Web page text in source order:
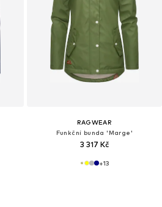
RAGWEAR
Funkční bunda 'Marge'
3 317 Kč
+13